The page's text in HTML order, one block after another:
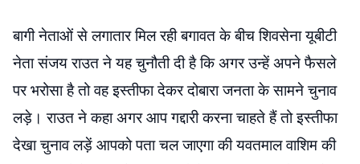
बागी नेताओं से लगातार मिल रही बगावत के बीच शिवसेना यूबीटी
नेता संजय राउत ने यह चुनौती दी है कि अगर उन्हें अपने फैसले
पर भरोसा है तो वह इस्तीफा देकर दोबारा जनता के सामने चुनाव
लड़े। राउत ने कहा अगर आप गद्दारी करना चाहते हैं तो इस्तीफा
देखा चुनाव लड़ें आपको पता चल जाएगा की यवतमाल वाशिम की